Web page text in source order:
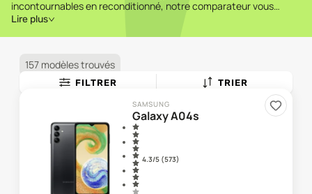
incontournables en reconditionné, notre comparateur vous
propose tous les modèles disponibles en ligne.
Lire plus
157 modèles trouvés
FILTRER TRIER
SAMSUNG
Galaxy A04s
4.3/5 (573)